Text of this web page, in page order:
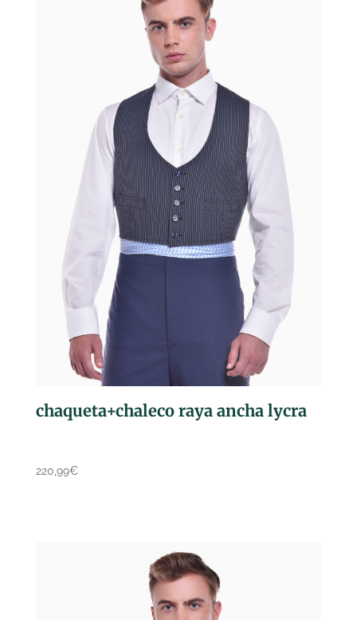
chaqueta+chaleco raya ancha lycra
220,99€